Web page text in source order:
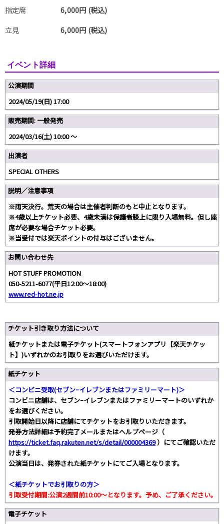
指定席
6,000円 (税込)
立見
6,000円 (税込)
イベント詳細
公演期間
2024/05/19(日) 17:00
販売期間: 一般発売
2024/03/16(土) 10:00 〜
出演者
SPECIAL OTHERS
説明／注意事項
※雨天決行。荒天の場合は主催者判断のもと中止となります。
※4歳以上チケット必要、4歳未満は保護者膝上に限り入場無料。但し座
席が必要な場合チケット必要。
※当受付では楽天ポイントの付与はございません。
お問い合わせ先
HOT STUFF PROMOTION
050-5211-6077(平日12:00〜18:00)
www.red-hot.ne.jp
チケット引き取り方法について
紙チケットまたは電子チケット(スマートフォンアプリ【楽天チケッ
ト】)いずれかのお引取りをお選びいただけます。
紙チケット
＜コンビニ受取(セブンｰイレブンまたはファミリーマート)＞
コンビニ店舗は、セブンｰイレブンまたはファミリーマートのいずれか
をお選びください。
引取開始日以降に店舗にてチケットをお引取りいただきます。
発券方法詳細は予約完了メールまたはヘルプページ（
https://ticket.faq.rakuten.net/s/detail/000004369）にてご確認いただ
けます。
公演当日は、発券された紙チケットにてご入場となります。
＜紙チケットでお引取りの方＞
引取受付期間:公演2週間前10:00～となります。予め、ご了承ください。
電子チケット